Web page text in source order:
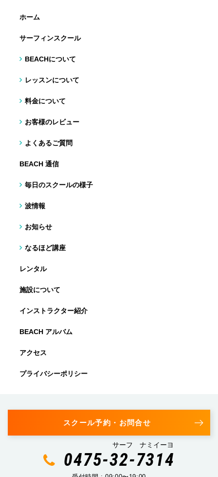
ホーム
サーフィンスクール
BEACHについて
レッスンについて
料金について
お客様のレビュー
よくあるご質問
BEACH 通信
毎日のスクールの様子
波情報
お知らせ
なるほど講座
レンタル
施設について
インストラクター紹介
BEACH アルバム
アクセス
プライバシーポリシー
スクール予約・お問合せ
サーフ ナミイーヨ
0475-32-7314